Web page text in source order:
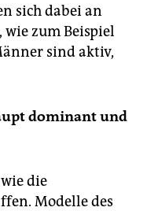
sich dabei an
zum Beispiel
sind aktiv,
dominant und
die
Modelle des